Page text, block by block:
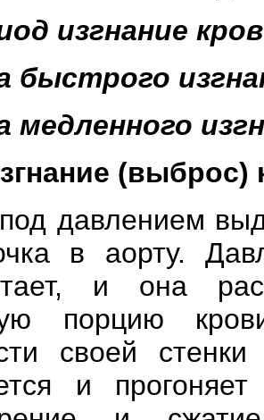
изгнание
быстрого
медленного
(выброс)
давлением
в аорту.
и она
порцию
своей
и